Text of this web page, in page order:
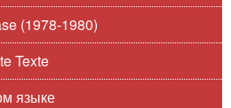
(1978-1980)
Texte
языке